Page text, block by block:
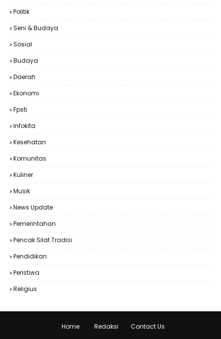
Politik
Seni & Budaya
Sosial
Budaya
Daerah
Ekonomi
Fpsti
Infokita
Kesehatan
Komunitas
Kuliner
Musik
News Update
Pemerintahan
Pencak Silat Tradisi
Pendidikan
Peristiwa
Religius
Home Redaksi
Contact Us